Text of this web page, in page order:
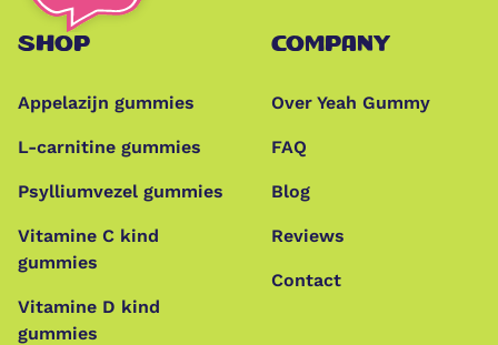
SHOP
Appelazijn gummies
L-carnitine gummies
Psylliumvezel gummies
Vitamine C kind
gummies
Vitamine D kind
gummies
COMPANY
Over Yeah Gummy
FAQ
Blog
Reviews
Contact